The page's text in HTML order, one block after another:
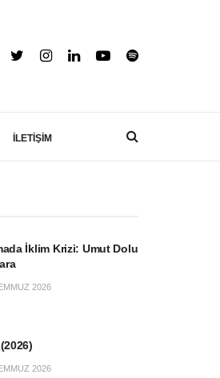
İLETİŞİM
İklim Krizi: Umut Dolu
2026
2026